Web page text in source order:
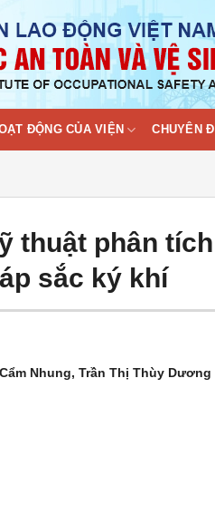
ĐỘNG CỦA VIỆN CHUYÊN
thuật phân
sắc ký khí
Nhung, Trần Thị Thùy Dương